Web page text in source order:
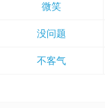
微笑
没问题
不客气